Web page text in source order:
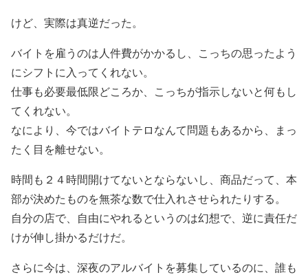
けど、実際は真逆だった。
バイトを雇うのは人件費がかかるし、こっちの思ったよう
にシフトに入ってくれない。
仕事も必要最低限どころか、こっちが指示しないと何もし
てくれない。
なにより、今ではバイトテロなんて問題もあるから、まっ
たく目を離せない。
時間も２４時間開けてないとならないし、商品だって、本
部が決めたものを無茶な数で仕入れさせられたりする。
自分の店で、自由にやれるというのは幻想で、逆に責任だ
けが伸し掛かるだけだ。
さらに今は、深夜のアルバイトを募集しているのに、誰も